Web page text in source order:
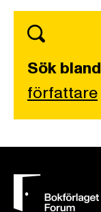
Sök
författare